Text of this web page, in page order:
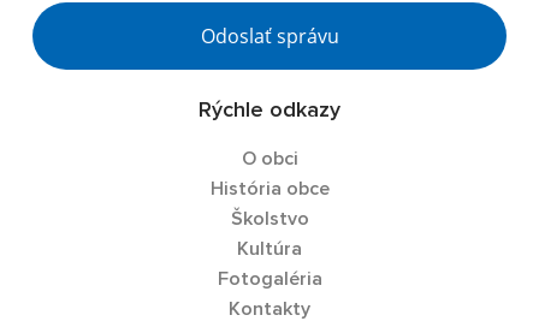
Odoslať správu
Rýchle odkazy
O obci
História obce
Školstvo
Kultúra
Fotogaléria
Kontakty